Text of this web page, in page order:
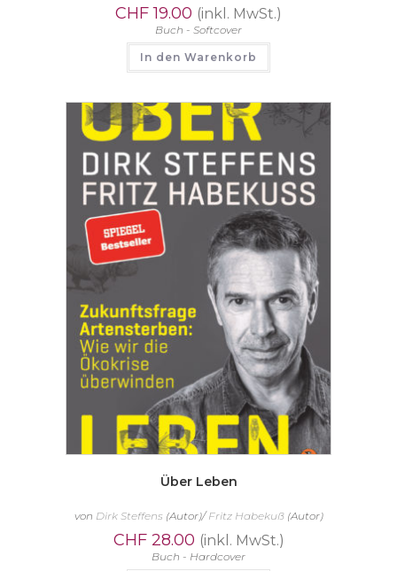
CHF19.00 (inkl. MwSt.)
Buch - Softcover
In den Warenkorb
Über Leben
von Dirk Steffens (Autor)/Fritz Habekuß(Autor)
CHF28.00 (inkl. MwSt.)
Buch - Hardcover